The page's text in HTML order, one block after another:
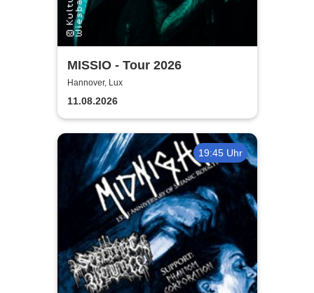
MISSIO - Tour 2026
Hannover, Lux
11.08.2026
19:45 Uhr